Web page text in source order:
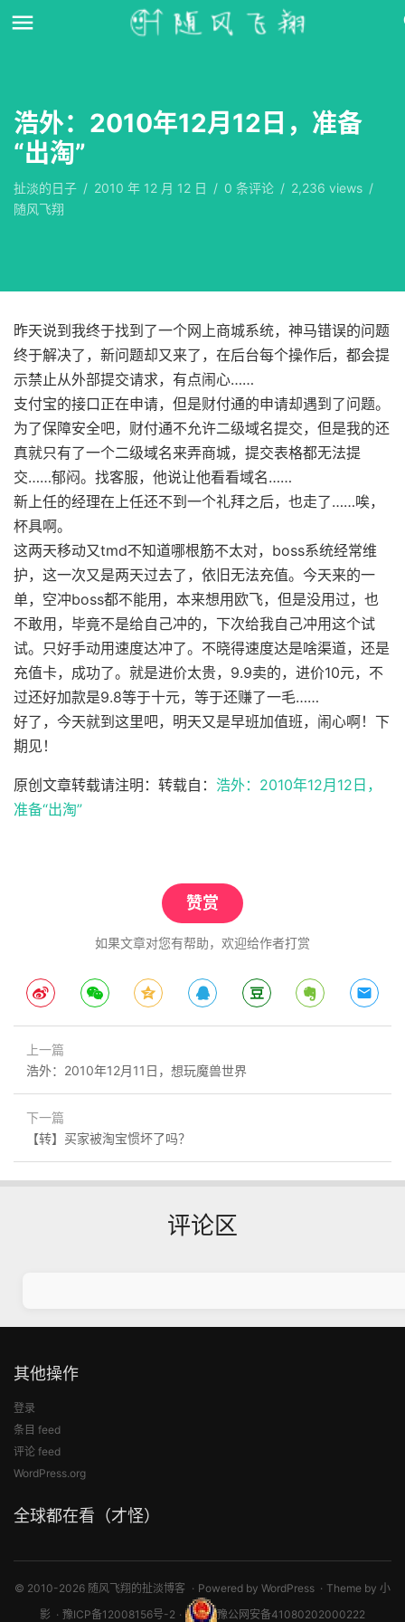
浩外：2010年12月12日，准备
“出淘”
扯淡的日子 / 2010 年 12 月 12 日 / 0 条评论 / 2,236 views /
随风飞翔
昨天说到我终于找到了一个网上商城系统，神马错误的问题
终于解决了，新问题却又来了，在后台每个操作后，都会提
示禁止从外部提交请求，有点闹心……
支付宝的接口正在申请，但是财付通的申请却遇到了问题。
为了保障安全吧，财付通不允许二级域名提交，但是我的还
真就只有了一个二级域名来弄商城，提交表格都无法提
交……郁闷。找客服，他说让他看看域名……
新上任的经理在上任还不到一个礼拜之后，也走了……唉，
杯具啊。
这两天移动又tmd不知道哪根筋不太对，boss系统经常维
护，这一次又是两天过去了，依旧无法充值。今天来的一
单，空冲boss都不能用，本来想用欧飞，但是没用过，也
不敢用，毕竟不是给自己冲的，下次给我自己冲用这个试
试。只好手动用速度达冲了。不晓得速度达是啥渠道，还是
充值卡，成功了。就是进价太贵，9.9卖的，进价10元，不
过还好加款是9.8等于十元，等于还赚了一毛……
好了，今天就到这里吧，明天又是早班加值班，闹心啊！下
期见！
原创文章转载请注明：转载自： 浩外：2010年12月12日，
准备“出淘”
赞赏
如果文章对您有帮助，欢迎给作者打赏
上一篇
浩外：2010年12月11日，想玩魔兽世界
下一篇
【转】买家被淘宝惯坏了吗？
评论区
其他操作
登录
条目 feed
评论 feed
WordPress.org
全球都在看（才怪）
© 2010-2026 随风飞翔的扯淡博客 Powered by WordPress Theme by 小
影
豫ICP备12008156号-2 豫公网安备41080202000222